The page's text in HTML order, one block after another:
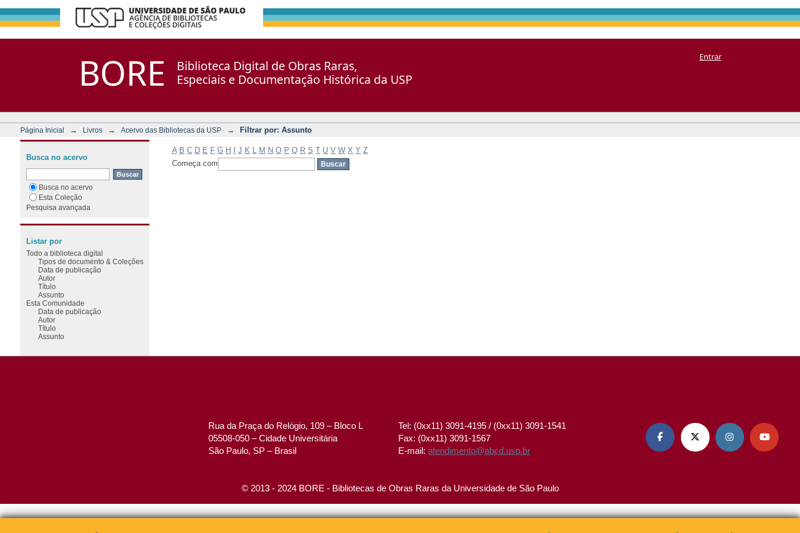
BORE
Biblioteca Digital de Obras Raras,
Especiais e Documentação Histórica da USP
Entrar
Página Inicial → Livros → Acervo das Bibliotecas da USP → Filtrar por: Assunto
A B C D E F G H J K M N O P Q R S T U V W X Y Z
Começa com
Busca no acervo
Busca no acervo
Esta Coleção
Pesquisa avançada
Listar por
Todo a biblioteca digital
Tipos de documento & Coleções
Data de publicação
Autor
Título
Assunto
Esta Comunidade
Data de publicação
Autor
Título
Assunto
Rua da Praça do Relógio, 109 – Bloco L
05508-050 – Cidade Universitária
São Paulo, SP – Brasil
Tel: (0xx11) 3091-4195 / (0xx11) 3091-1541
Fax: (0xx11) 3091-1567
E-mail:atendimento@abcd.usp.br
   
© 2013 - 2024 BORE - Bibliotecas de Obras Raras da Universidade de São Paulo